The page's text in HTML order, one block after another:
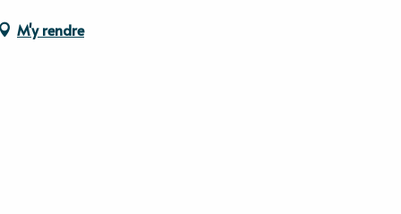
M'y rendre